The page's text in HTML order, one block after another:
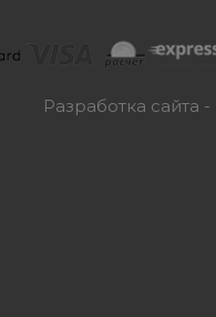
Разработка сайта -